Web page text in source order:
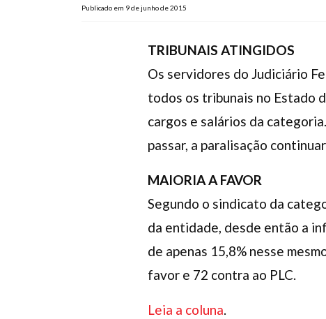
Publicado em 9 de junho de 2015
TRIBUNAIS ATINGIDOS
Os servidores do Judiciário
todos os tribunais no Estado
cargos e salários da
passar, a paralisação
MAIORIA A FAVOR
Segundo o sindicato da
da entidade, desde então a
de apenas 15,8% nesse
favor e 72 contra ao PLC.
Leia a coluna.